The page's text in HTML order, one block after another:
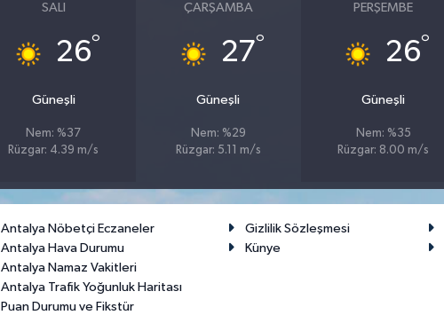
SALI
26°
Güneşli
Nem: %37
Rüzgar: 4.39 m/s
ÇARŞAMBA
27°
Güneşli
Nem: %29
Rüzgar: 5.11 m/s
PERŞEMBE
26°
Güneşli
Nem: %35
Rüzgar: 8.00 m/s
Antalya Nöbetçi Eczaneler
Antalya Hava Durumu
Antalya Namaz Vakitleri
Antalya Trafik Yoğunluk Haritası
Puan Durumu ve Fikstür
Gizlilik Sözleşmesi
Künye